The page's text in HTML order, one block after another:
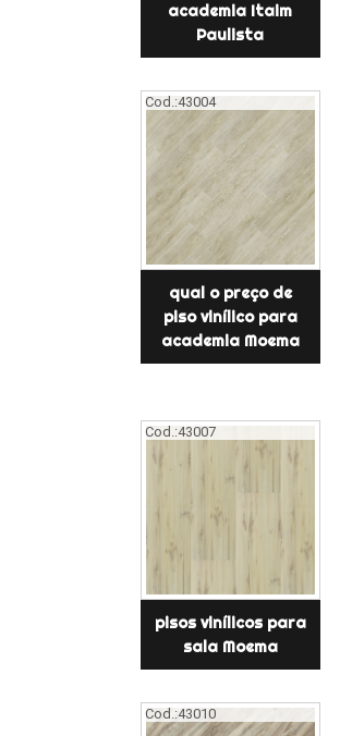
academia Itaim
Paulista
Cod.:43004
qual o preço de
piso vinílico para
academia Moema
Cod.:43007
pisos vinílicos para
sala Moema
Cod.:43010